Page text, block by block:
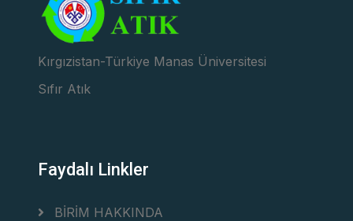
Kırgızistan-Türkiye Manas Üniversitesi
Sıfır Atık
Faydalı Linkler
BİRİM HAKKINDA